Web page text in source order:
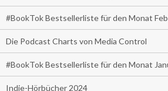
#BookTok Bestsellerliste für den Monat
Die Podcast Charts von Media Control
#BookTok Bestsellerliste für den Monat
Indie-Hörbücher 2024